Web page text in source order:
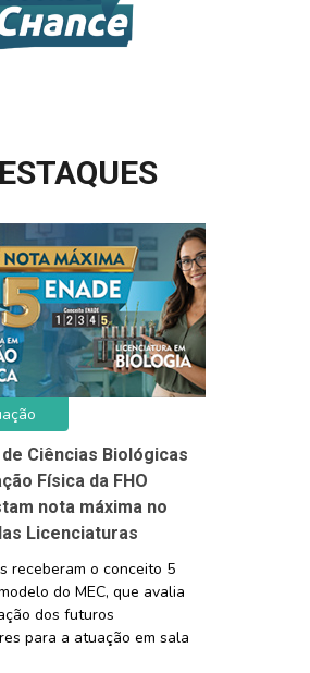
Ciências Biológicas
Física da FHO
nota máxima no
Licenciaturas
receberam o conceito 5
do MEC, que avalia
dos futuros
para a atuação em sala